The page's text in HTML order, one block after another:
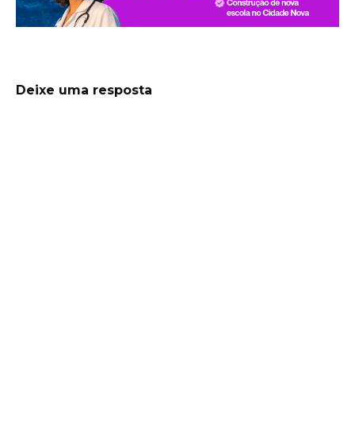
Deixe uma resposta